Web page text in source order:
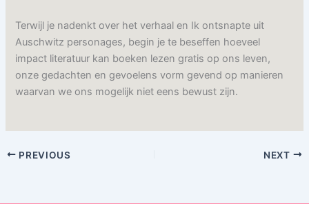
Terwijl je nadenkt over het verhaal en Ik ontsnapte uit
Auschwitz personages, begin je te beseffen hoeveel
impact literatuur kan boeken lezen gratis op ons leven,
onze gedachten en gevoelens vorm gevend op manieren
waarvan we ons mogelijk niet eens bewust zijn.
PREVIOUS NEXT